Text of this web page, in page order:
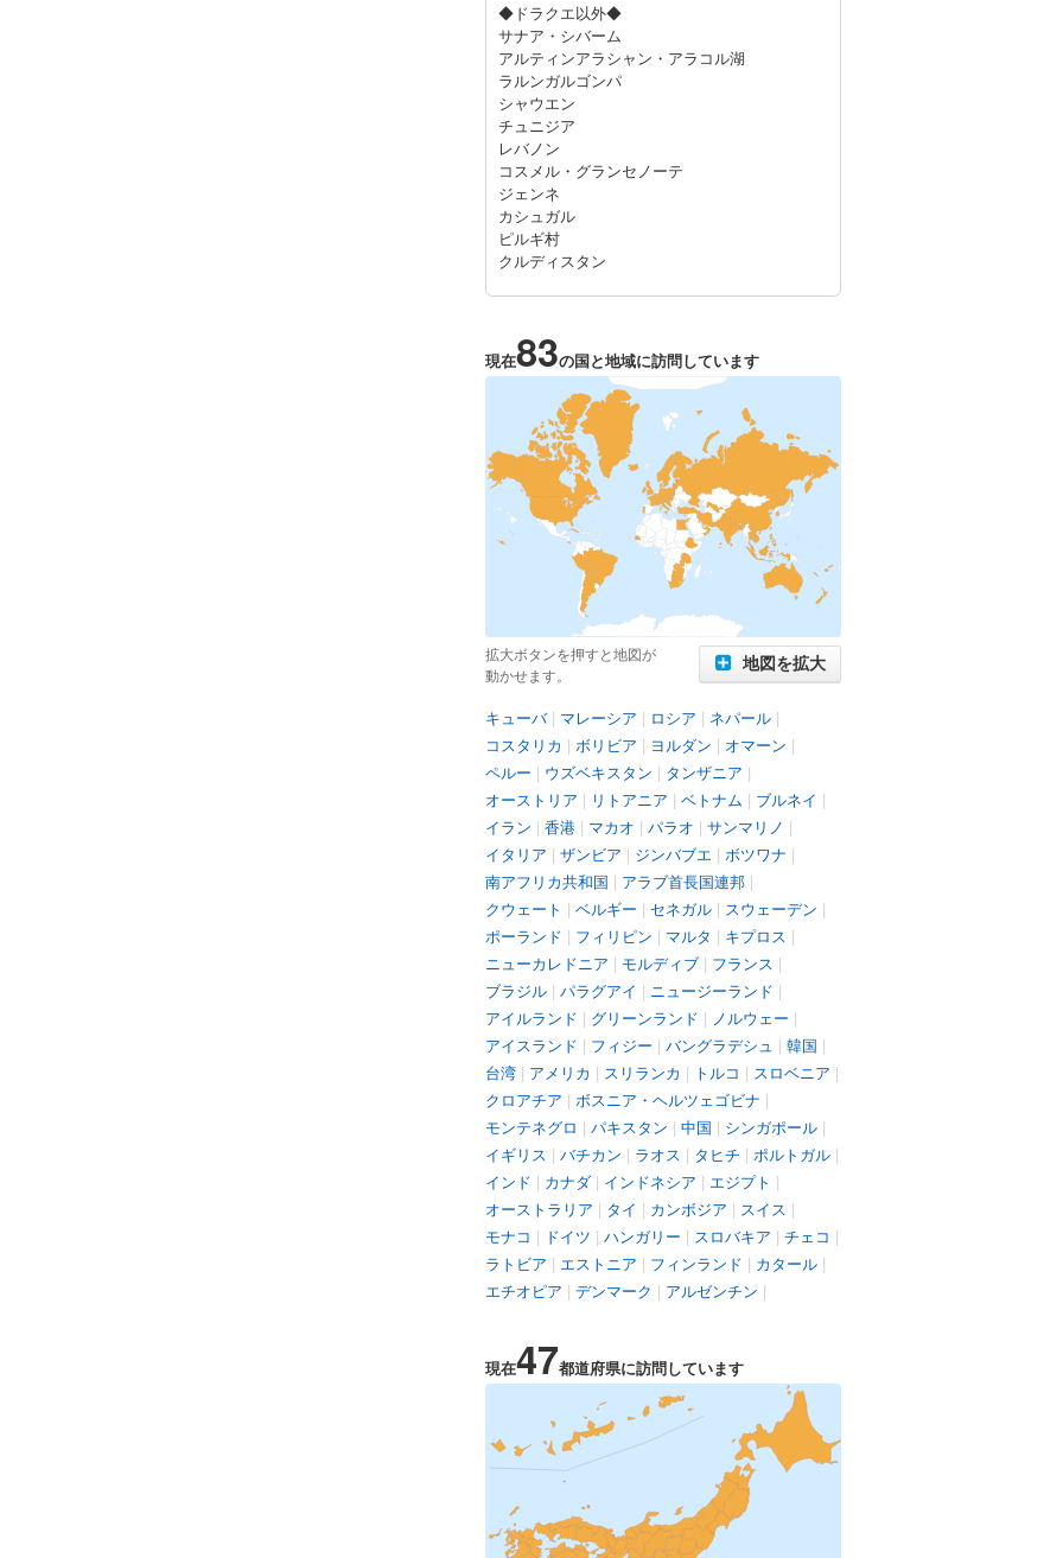
◆ドラクエ以外◆
サナア・シバーム
アルティンアラシャン・アラコル湖
ラルンガルゴンパ
シャウエン
チュニジア
レバノン
コスメル・グランセノーテ
ジェンネ
カシュガル
ピルギ村
クルディスタン
現在83の国と地域に訪問しています
拡大ボタンを押すと地図が
動かせます。
地図を拡大
キューバ| マレーシア | ロシア | ネパール |
コスタリカ | ボリビア | ヨルダン | オマーン |
ペルー | ウズベキスタン | タンザニア |
オーストリア | リトアニア | ベトナム | ブルネイ |
イラン | 香港 | マカオ | パラオ | サンマリノ |
イタリア | ザンビア | ジンバブエ | ボツワナ |
南アフリカ共和国 | アラブ首長国連邦 |
クウェート | ベルギー | セネガル | スウェーデン |
ポーランド | フィリピン | マルタ | キプロス |
ニューカレドニア | モルディブ | フランス |
ブラジル | パラグアイ | ニュージーランド |
アイルランド | グリーンランド | ノルウェー |
アイスランド | フィジー | バングラデシュ | 韓国 |
台湾 | アメリカ | スリランカ | トルコ | スロベニア |
クロアチア | ボスニア・ヘルツェゴビナ |
モンテネグロ | パキスタン | 中国 | シンガポール |
イギリス | バチカン | ラオス | タヒチ | ポルトガル |
インド | カナダ | インドネシア | エジプト |
オーストラリア | タイ | カンボジア | スイス |
モナコ | ドイツ | ハンガリー | スロバキア | チェコ |
ラトビア | エストニア | フィンランド | カタール |
エチオピア | デンマーク | アルゼンチン |
現在47都道府県に訪問しています